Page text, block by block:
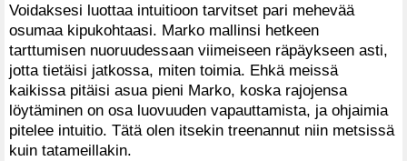
Voidaksesi luottaa intuitioon tarvitset pari mehevää
osumaa kipukohtaasi. Marko mallinsi hetkeen
tarttumisen nuoruudessaan viimeiseen räpäykseen asti,
jotta tietäisi jatkossa, miten toimia. Ehkä meissä
kaikissa pitäisi asua pieni Marko, koska rajojensa
löytäminen on osa luovuuden vapauttamista, ja ohjaimia
pitelee intuitio. Tätä olen itsekin treenannut niin metsissä
kuin tatameillakin.